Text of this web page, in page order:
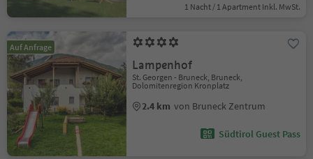
1 Nacht / 1 Apartment Inkl. MwSt.
Auf Anfrage
Lampenhof
St. Georgen - Bruneck, Bruneck,
Dolomitenregion Kronplatz
2.4 km von Bruneck Zentrum
Südtirol Guest Pass